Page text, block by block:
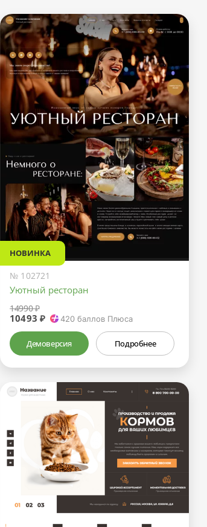
НОВИНКА
№ 102721
Уютный ресторан
14990 ₽
10493 ₽ 420 баллов Плюса
Демоверсия Подробнее